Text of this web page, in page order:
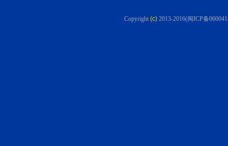
Copyright (c) 2013-2016(闽ICP备